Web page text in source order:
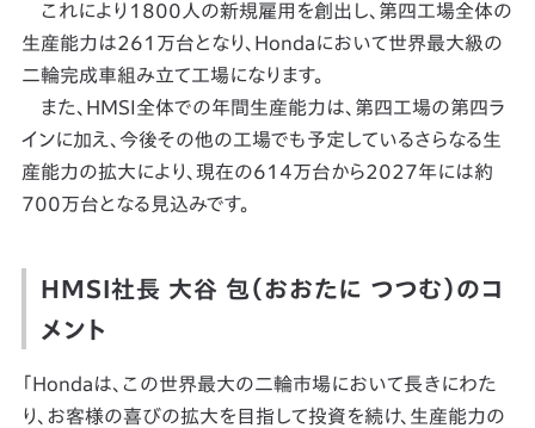
これにより1800人の新規雇用を創出し、第四工場全体の
生産能力は261万台となり、Hondaにおいて世界最大級の
二輪完成車組み立て工場になります。
また、HMSI全体での年間生産能力は、第四工場の第四ラ
インに加え、今後その他の工場でも予定しているさらなる生
産能力の拡大により、現在の614万台から2027年には約
700万台となる見込みです。
HMSI社長 大谷 包（おおたに つつむ）のコ
メント
「Hondaは、この世界最大の二輪市場において長きにわた
り、お客様の喜びの拡大を目指して投資を続け、生産能力の